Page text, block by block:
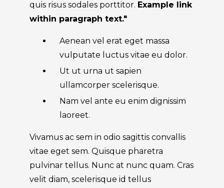
quis risus sodales porttitor. Example link
within paragraph text."
Aenean vel erat eget massa
vulputate luctus vitae eu dolor.
Ut ut urna ut sapien
ullamcorper scelerisque.
Nam vel ante eu enim dignissim
laoreet.
Vivamus ac sem in odio sagittis convallis
vitae eget sem. Quisque pharetra
pulvinar tellus. Nunc at nunc quam. Cras
velit diam, scelerisque id tellus